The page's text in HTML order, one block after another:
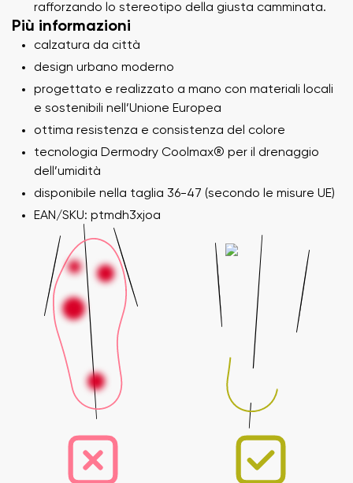
rafforzando lo stereotipo della giusta camminata.
Più informazioni
calzatura da città
design urbano moderno
progettato e realizzato a mano con materiali locali
e sostenibili nell’Unione Europea
ottima resistenza e consistenza del colore
tecnologia Dermodry Coolmax® per il drenaggio
dell’umidità
disponibile nella taglia 36-47 (secondo le misure UE)
EAN/SKU: ptmdh3xjoa
Il tuo nome e cognome